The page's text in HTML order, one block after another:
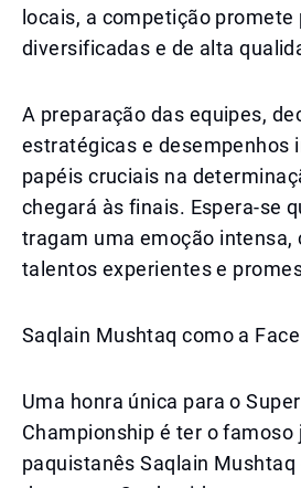
locais, a competição promete
diversificadas e de alta
A preparação das equipes,
estratégicas e desempenhos
papéis cruciais na
chegará às finais. Espera-se
tragam uma emoção intensa,
talentos experientes e
Saqlain Mushtaq como a
Uma honra única para o
Championship é ter o famoso
paquistanês Saqlain